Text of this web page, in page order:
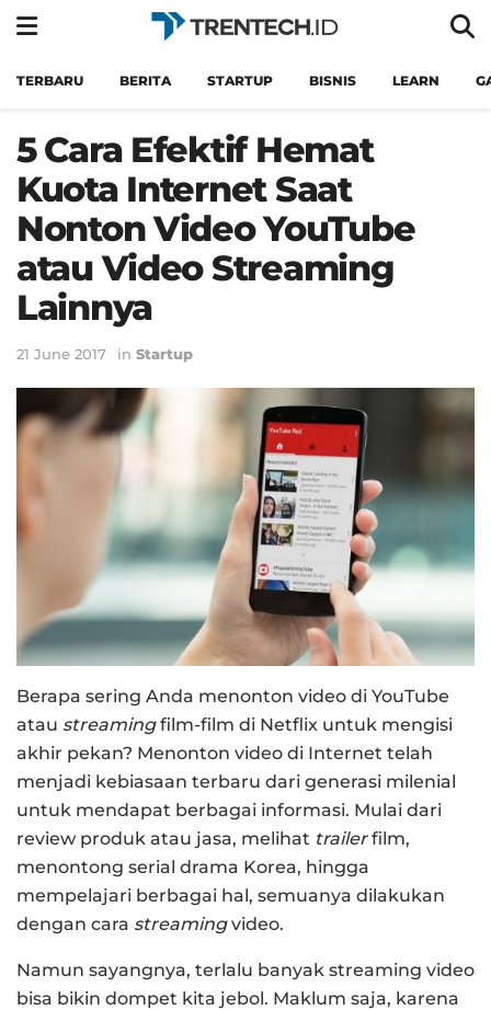
TERBARU BERITA STARTUP BISNIS LEARN
5 Cara Efektif Hemat
Kuota Internet Saat
Nonton Video YouTube
atau Video Streaming
Lainnya
21 June 2017 in Startup
Berapa sering Anda menonton video di YouTube
atau streamingfilm-film di Netflix untuk mengisi
akhir pekan? Menonton video di Internet telah
menjadi kebiasaan terbaru dari generasi milenial
untuk mendapat berbagai informasi. Mulai dari
review produk atau jasa, melihat trailerfilm,
menontong serial drama Korea, hingga
mempelajari berbagai hal, semuanya dilakukan
dengan cara streamingvideo.
Namun sayangnya, terlalu banyak streaming video
bisa bikin dompet kita jebol. Maklum saja, karena